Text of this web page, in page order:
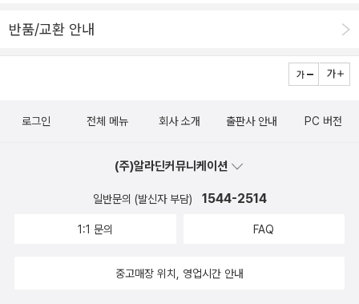
러 가지 일을 해요. 새로운 곳을 여행하며 느낀 감동을 기록해 사람들
연구해요. 여객선, 화물선, 어선 등 여러 가지 선박을 운전해요. 진실
가지 직업이 있어요. 각 직업이 하는 일은 무엇인지, 그 분야의 훌륭한
등 직업에 관한 여러 정보들이 어린이의 눈높이에 맞게 쉽고 재미있
켜요. 사회 곳곳에서 벌어지는 크고 작은 일들을 사람들에게 전달해
요. 사건을 조사하고 범죄를 증명해서 범인이 처벌을 받게 해요. 문화
과 관련된 일로 도움이 필요한 사람들을 변호해요. 범죄 현장에서 증
반품/교환 안내
로그인 전체 메뉴 회사 소개 출판사 안내 PC 버전
(주)알라딘커뮤니케이션
일반문의 (발신자 부담) 1544-2514
1:1 문의 FAQ
중고매장 위치, 영업시간 안내